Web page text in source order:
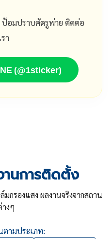
อมปราบศัตรูพ่าย ติดต่อ
รา
(@1sticker)
นการติดตั้ง
กรองแสง ผลงานจริงจากสถาน
งๆ
ตามประเภท: